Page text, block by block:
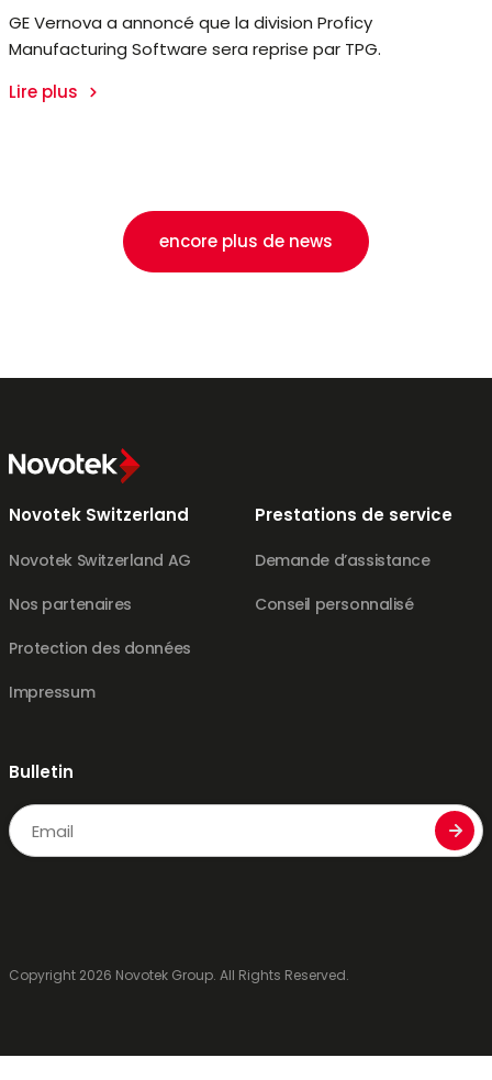
GE Vernova a annoncé que la division Proficy
Manufacturing Software sera reprise par TPG.
Lire plus
encore plus de news
Novotek Switzerland
Novotek Switzerland AG
Nos partenaires
Prestations de service
Demande d’assistance
Conseil personnalisé
Protection des données
Impressum
Bulletin
Email
Copyright 2026 Novotek Group. All Rights Reserved.